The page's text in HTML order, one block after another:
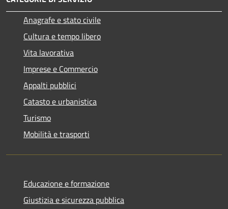
Anagrafe e stato civile
Cultura e tempo libero
Vita lavorativa
Imprese e Commercio
Appalti pubblici
Catasto e urbanistica
Turismo
Mobilità e trasporti
Educazione e formazione
Giustizia e sicurezza pubblica